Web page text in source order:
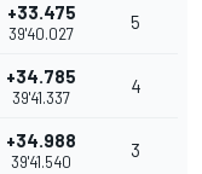
+33.475
39'40.027
5
+34.785
39'41.337
4
+34.988
39'41.540
3